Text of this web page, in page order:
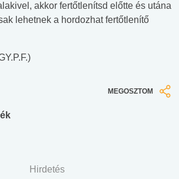
akkor fertőtlenítsd előtte és utána
lehetnek a hordozhat fertőtlenítő
MEGOSZTOM
Hirdetés